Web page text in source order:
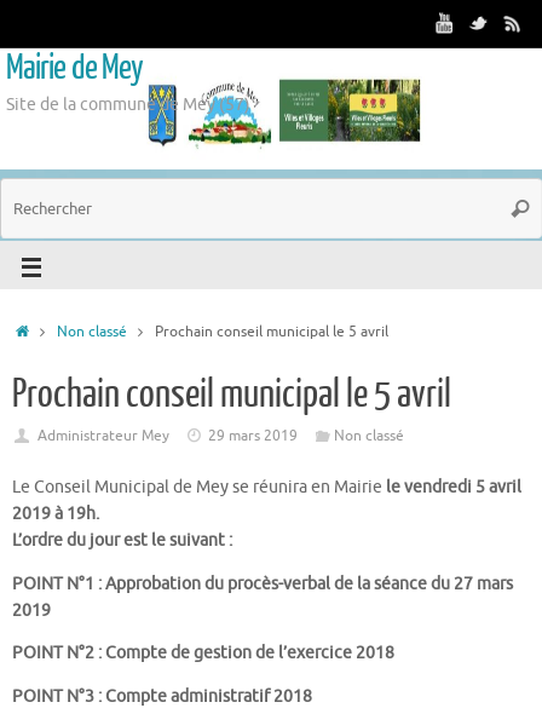
Mairie de Mey
Site de la commune de Mey (57)
Non classé Prochain conseil municipal le 5 avril
Prochain conseil municipal le 5 avril
Administrateur Mey 29 mars 2019 Non classé
Le Conseil Municipal de Mey se réunira en Mairie le vendredi 5 avril
2019 à 19h.
L’ordre du jour est le suivant :
POINT N°1 : Approbation du procès-verbal de la séance du 27 mars
2019
POINT N°2 : Compte de gestion de l’exercice 2018
POINT N°3 : Compte administratif2018